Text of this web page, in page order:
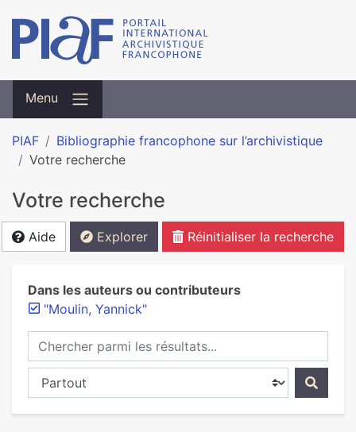
Menu
PIAF
Bibliographie francophone sur l’archivistique
Votre recherche
Votre recherche
Aide Explorer Réinitialiser la recherche
Dans les auteurs ou contributeurs
"Moulin, Yannick"
Chercher parmi les résultats...
Chercher dans...